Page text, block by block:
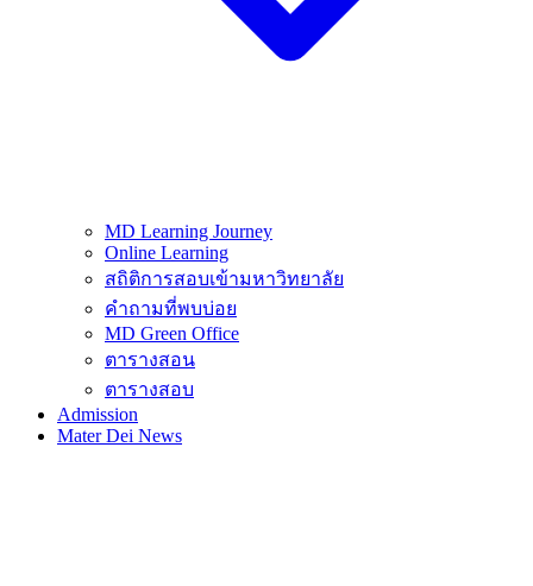
MD Learning Journey
Online Learning
สถิติการสอบเข้ามหาวิทยาลัย
คำถามที่พบบ่อย
MD Green Office
ตารางสอน
ตารางสอบ
Admission
Mater Dei News